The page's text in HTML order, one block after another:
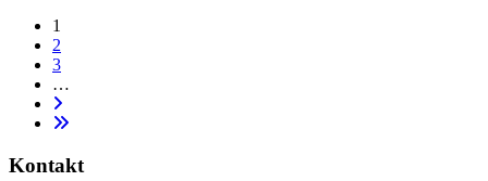
1
2
3
…
Kontakt